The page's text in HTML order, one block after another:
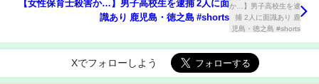
【女性保育士殺害か…】男子高校生を逮捕 2人に面
識あり 鹿児島・徳之島 #shorts
Xでフォローしよう